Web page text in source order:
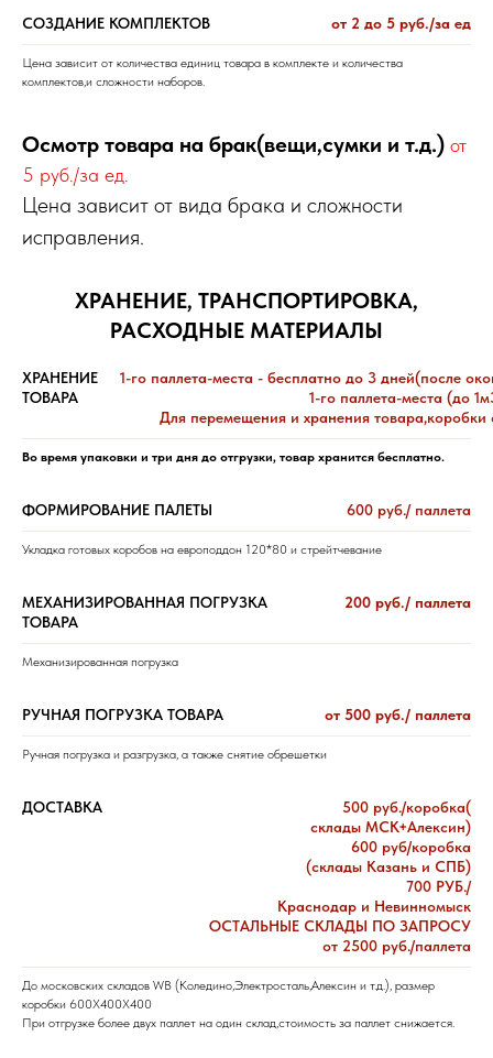
СОЗДАНИЕ КОМПЛЕКТОВ от 2 до 5 руб./за ед
Цена зависит от количества единиц товара в комплекте и количества
комплектов,и сложности наборов.
Осмотр товара на брак(вещи,сумки и т.д.) от
5 руб./за ед.
Цена зависит от вида брака и сложности
исправления.
ХРАНЕНИЕ, ТРАНСПОРТИРОВКА,
РАСХОДНЫЕ МАТЕРИАЛЫ
ХРАНЕНИЕ
ТОВАРА
1-го паллета-места - бесплатно до 3 дней(после
1-го паллета-места (до
Для перемещения и хранения товара,коробки
Во время упаковки и три дня до отгрузки, товар хранится бесплатно.
ФОРМИРОВАНИЕ ПАЛЕТЫ 600 руб./ паллета
Укладка готовых коробов на европоддон 120*80 и стрейтчевание
МЕХАНИЗИРОВАННАЯ ПОГРУЗКА
ТОВАРА
200 руб./ паллета
Механизированная погрузка
РУЧНАЯ ПОГРУЗКА ТОВАРА от 500 руб./ паллета
Ручная погрузка и разгрузка, а также снятие обрешетки
ДОСТАВКА
500 руб./коробка(
склады МСК+Алексин)
600 руб/коробка
(склады Казань и СПБ)
700 РУБ./
Краснодар и Невинномыск
ОСТАЛЬНЫЕ СКЛАДЫ ПО ЗАПРОСУ
от 2500 руб./паллета
До московских складов WB (Коледино,Электросталь,Алексин и т.д.), размер
коробки 600Х400Х400
При отгрузке более двух паллет на один склад,стоимость за паллет снижается.